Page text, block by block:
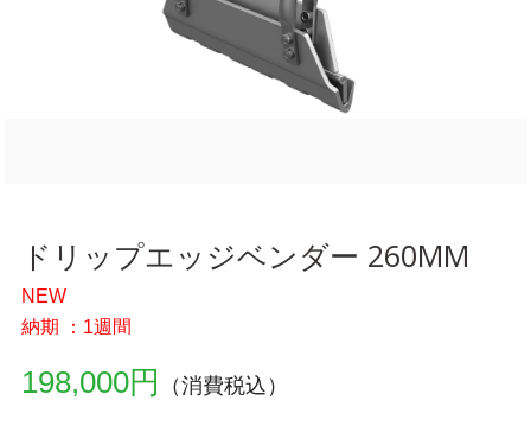
ドリップエッジベンダー 260MM
NEW
納期 ：1週間
198,000円 （消費税込）